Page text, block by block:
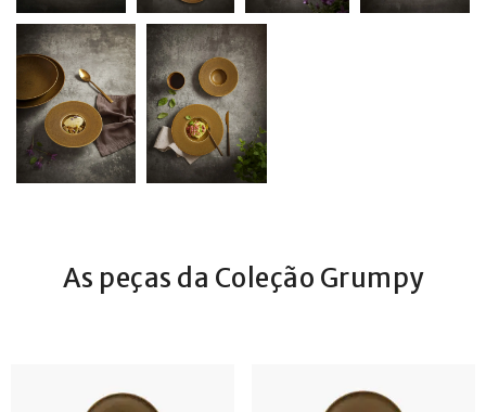
As peças da Coleção Grumpy